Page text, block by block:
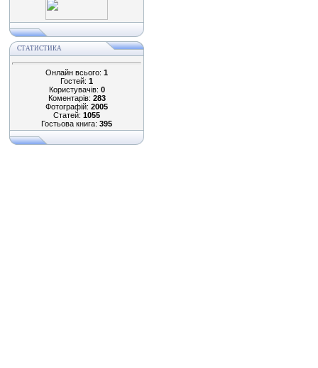
СТАТИСТИКА
Онлайн всього: 1
Гостей: 1
Користувачів: 0
Коментарів: 283
Фотографій: 2005
Статей: 1055
Гостьова книга: 395